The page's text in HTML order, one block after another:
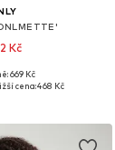
Kč
+1
XS, S, M, L, XL
669 Kč
cena:468 Kč